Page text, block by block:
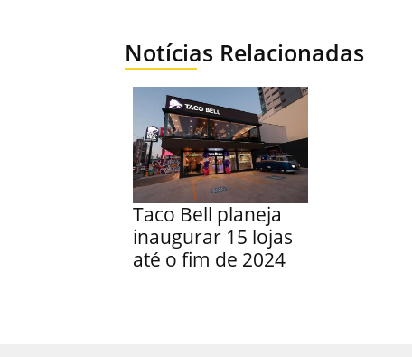
Notícias Relacionadas
Taco Bell planeja
inaugurar 15 lojas
até o fim de 2024